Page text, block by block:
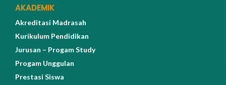
AKADEMIK
Akreditasi Madrasah
Kurikulum Pendidikan
Jurusan – Progam Study
Progam Unggulan
Prestasi Siswa